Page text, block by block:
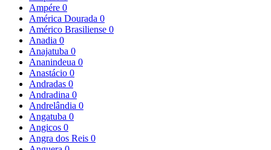
Ampére 0
América Dourada 0
Américo Brasiliense 0
Anadia 0
Anajatuba 0
Ananindeua 0
Anastácio 0
Andradas 0
Andradina 0
Andrelândia 0
Angatuba 0
Angicos 0
Angra dos Reis 0